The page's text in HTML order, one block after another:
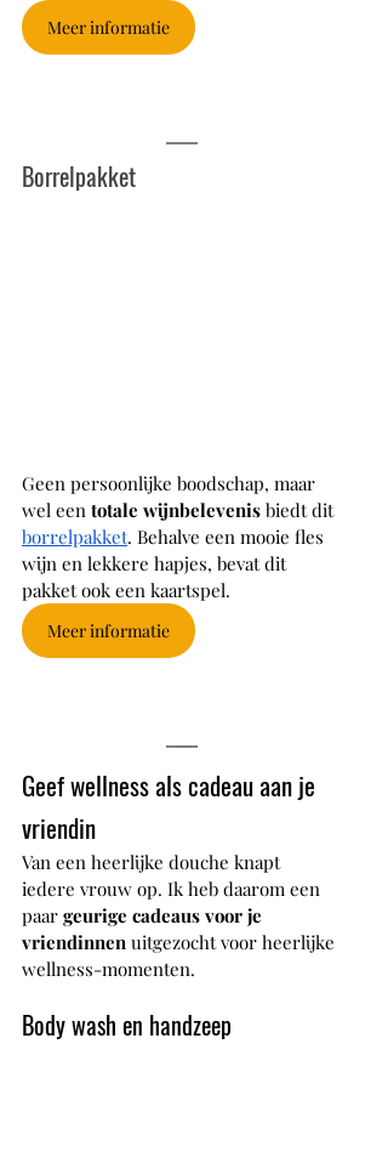
Meer informatie
Borrelpakket
Geen persoonlijke boodschap, maar
wel een totale wijnbelevenis biedt dit
borrelpakket. Behalve een mooie fles
wijn en lekkere hapjes, bevat dit
pakket ook een kaartspel.
Meer informatie
Geef wellness als cadeau aan je
vriendin
Van een heerlijke douche knapt
iedere vrouw op. Ik heb daarom een
paar geurige cadeaus voor je
vriendinnen uitgezocht voor heerlijke
wellness-momenten.
Body wash en handzeep